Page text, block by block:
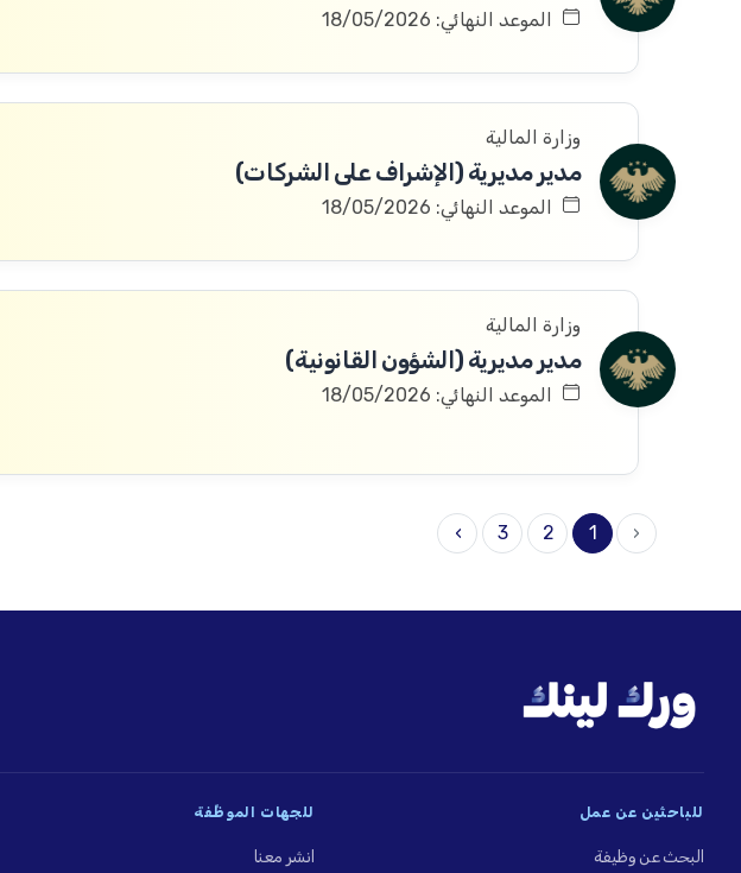
الموعد النهائي: 18/05/2026
وزارة المالية
مدير مديرية (الإشراف على الشركات)
الموعد النهائي: 18/05/2026
وزارة المالية
مدير مديرية (الشؤون القانونية)
الموعد النهائي: 18/05/2026
‹
1
2
3
›
للباحثين عن عمل
البحث عن وظيفة
للجهات الموظِّفة
انشر معنا